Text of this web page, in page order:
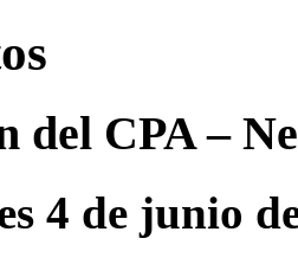
del CPA –
4 de junio